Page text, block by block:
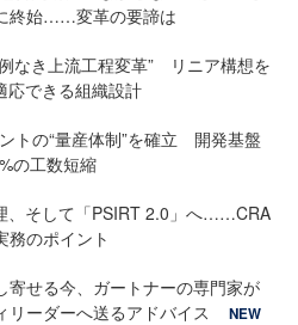
終始……変革の要諦は
なき上流工程変革” リニア構想を
応できる組織設計
トの“量産体制”を確立 開発基盤
の工数短縮
、そして「PSIRT 2.0」へ……CRA
務のポイント
寄せる今、ガートナーの専門家が
リーダーへ送るアドバイス
NEW